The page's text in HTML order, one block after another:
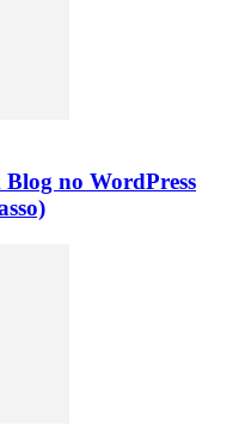
no WordPress